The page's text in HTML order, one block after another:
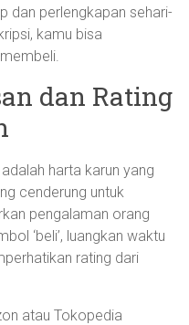
dan perlengkapan sehari-
kamu bisa
dan Rating
harta karun yang
cenderung untuk
pengalaman orang
‘beli’, luangkan waktu
rating dari
atau Tokopedia